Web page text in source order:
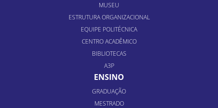
MUSEU
ESTRUTURA ORGANIZACIONAL
EQUIPE POLITÉCNICA
CENTRO ACADÊMICO
BIBLIOTECAS
A3P
ENSINO
GRADUAÇÃO
MESTRADO